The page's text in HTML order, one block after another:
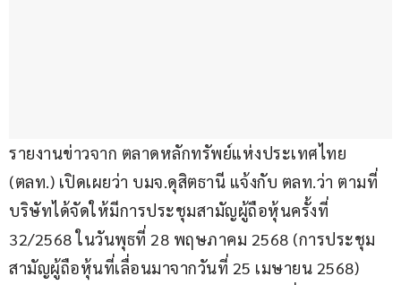
รายงานข่าวจาก ตลาดหลักทรัพย์แห่งประเทศไทย
(ตลท.) เปิดเผยว่า บมจ.ดุสิตธานี แจ้งกับ ตลท.ว่า ตามที่
บริษัทได้จัดให้มีการประชุมสามัญผู้ถือหุ้นครั้งที่
32/2568 ในวันพุธที่ 28 พฤษภาคม 2568 (การประชุม
สามัญผู้ถือหุ้นที่เลื่อนมาจากวันที่ 25 เมษายน 2568)